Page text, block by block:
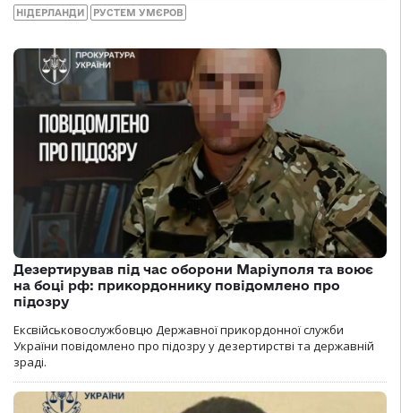
НІДЕРЛАНДИ РУСТЕМ УМЄРОВ
Дезертирував під час оборони Маріуполя та воює
на боці рф: прикордоннику повідомлено про
підозру
Ексвійськовослужбовцю Державної прикордонної служби
України повідомлено про підозру у дезертирстві та державній
зраді.